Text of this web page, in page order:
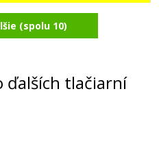
PGI-1500Y XL
(spolu 10)
ďalších tlačiarní